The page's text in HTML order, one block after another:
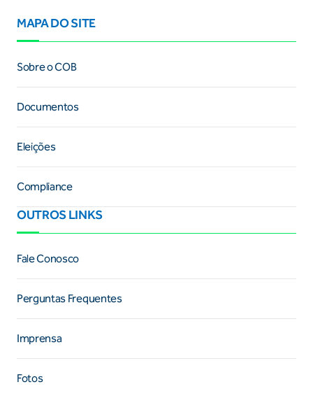
MAPA DO SITE
Sobre o COB
Documentos
Eleições
Compliance
OUTROS LINKS
Fale Conosco
Perguntas Frequentes
Imprensa
Fotos